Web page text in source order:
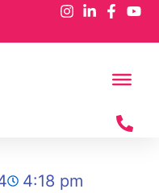
4:18 pm